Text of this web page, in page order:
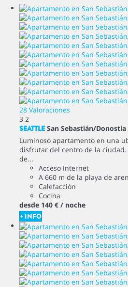
28 Valoraciones
3 2
SEATTLE San Sebastián/Donostia
Luminoso apartamento en una
disfrutar del centro de la
de...
Acceso Internet
A 660 m de la playa de
Calefacción
Cocina
desde 140 € / noche
+ INFO